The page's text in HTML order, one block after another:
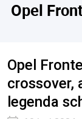
Opel
Opel
crossover,
legenda